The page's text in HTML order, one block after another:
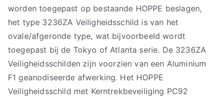
worden toegepast op bestaande HOPPE beslagen,
het type 3236ZA Veiligheidsschild is van het
ovale/afgeronde type, wat bijvoorbeeld wordt
toegepast bij de Tokyo of Atlanta serie. De 3236ZA
Veiligheidsschilden zijn voorzien van een Aluminium
F1 geanodiseerde afwerking. Het HOPPE
Veiligheidsschild met Kerntrekbeveiliging PC92